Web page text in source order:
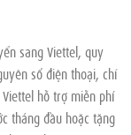
sang Viettel, quy
số điện thoại, chỉ
hỗ trợ miễn phí
tháng đầu hoặc tặng